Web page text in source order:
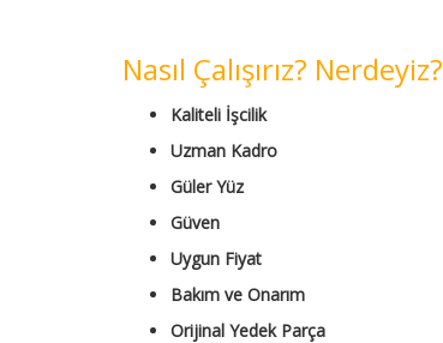
Nasıl Çalışırız? Nerdeyiz?
Kaliteli İşcilik
Uzman Kadro
Güler Yüz
Güven
Uygun Fiyat
Bakım ve Onarım
Orijinal Yedek Parça